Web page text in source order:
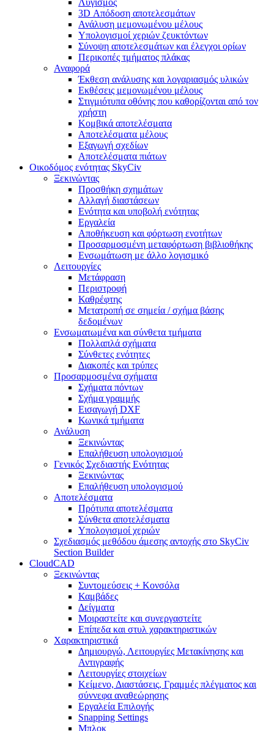
Λυγισμός
3D Απόδοση αποτελεσμάτων
Ανάλυση μεμονωμένου μέλους
Υπολογισμοί χεριών ζευκτόντων
Σύνοψη αποτελεσμάτων και έλεγχοι ορίων
Περικοπές τμήματος πλάκας
Αναφορά
Έκθεση ανάλυσης και λογαριασμός υλικών
Εκθέσεις μεμονωμένου μέλους
Στιγμιότυπα οθόνης που καθορίζονται από τον
χρήστη
Κομβικά αποτελέσματα
Αποτελέσματα μέλους
Εξαγωγή σχεδίων
Αποτελέσματα πιάτων
Οικοδόμος ενότητας SkyCiv
Ξεκινώντας
Προσθήκη σχημάτων
Αλλαγή διαστάσεων
Ενότητα και υποβολή ενότητας
Εργαλεία
Αποθήκευση και φόρτωση ενοτήτων
Προσαρμοσμένη μεταφόρτωση βιβλιοθήκης
Ενσωμάτωση με άλλο λογισμικό
Λειτουργίες
Μετάφραση
Περιστροφή
Καθρέφτης
Μετατροπή σε σημεία / σχήμα βάσης
δεδομένων
Ενσωματωμένα και σύνθετα τμήματα
Πολλαπλά σχήματα
Σύνθετες ενότητες
Διακοπές και τρύπες
Προσαρμοσμένα σχήματα
Σχήματα πόντων
Σχήμα γραμμής
Εισαγωγή DXF
Κωνικά τμήματα
Ανάλυση
Ξεκινώντας
Επαλήθευση υπολογισμού
Γενικός Σχεδιαστής Ενότητας
Ξεκινώντας
Επαλήθευση υπολογισμού
Αποτελέσματα
Πρότυπα αποτελέσματα
Σύνθετα αποτελέσματα
Υπολογισμοί χεριών
Σχεδιασμός μεθόδου άμεσης αντοχής στο SkyCiv
Section Builder
CloudCAD
Ξεκινώντας
Συντομεύσεις + Κονσόλα
Καμβάδες
Δείγματα
Μοιραστείτε και συνεργαστείτε
Επίπεδα και στυλ χαρακτηριστικών
Χαρακτηριστικά
Δημιουργώ, Λειτουργίες Μετακίνησης και
Αντιγραφής
Λειτουργίες στοιχείων
Κείμενο, Διαστάσεις, Γραμμές πλέγματος και
σύννεφα αναθεώρησης
Εργαλεία Επιλογής
Snapping Settings
Μπλοκ